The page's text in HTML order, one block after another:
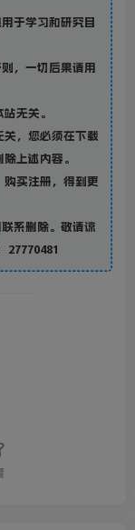
于学习和研究目
，一切后果请用
无关。
关，您必须在下载
上述内容。
购买注册，得到更
系删除。敬请谅